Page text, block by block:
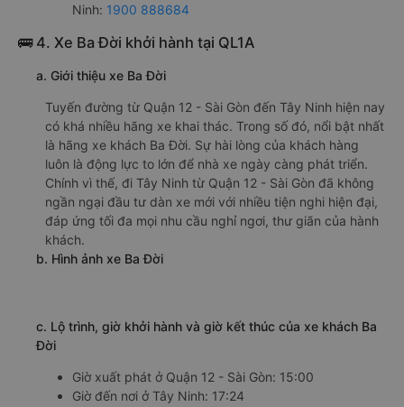
Ninh: 1900 888684
🚌 4. Xe Ba Đời khởi hành tại QL1A
a. Giới thiệu xe Ba Đời
Tuyến đường từ Quận 12 - Sài Gòn đến Tây Ninh hiện nay
có khá nhiều hãng xe khai thác. Trong số đó, nổi bật nhất
là hãng xe khách Ba Đời. Sự hài lòng của khách hàng
luôn là động lực to lớn để nhà xe ngày càng phát triển.
Chính vì thế, đi Tây Ninh từ Quận 12 - Sài Gòn đã không
ngần ngại đầu tư dàn xe mới với nhiều tiện nghi hiện đại,
đáp ứng tối đa mọi nhu cầu nghỉ ngơi, thư giãn của hành
khách.
b. Hình ảnh xe Ba Đời
c. Lộ trình, giờ khởi hành và giờ kết thúc của xe khách Ba
Đời
Giờ xuất phát ở Quận 12 - Sài Gòn: 15:00
Giờ đến nơi ở Tây Ninh: 17:24